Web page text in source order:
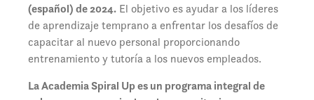
(español) de 2024. El objetivo es ayudar a los líderes
de aprendizaje temprano a enfrentar los desafíos de
capacitar al nuevo personal proporcionando
entrenamiento y tutoría a los nuevos empleados.
La Academia Spiral Up es un programa integral de